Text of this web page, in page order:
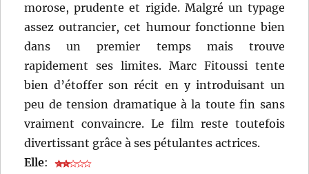
morose, prudente et rigide. Malgré un typage
assez outrancier, cet humour fonctionne bien
dans un premier temps mais trouve
rapidement ses limites. Marc Fitoussi tente
bien d’étoffer son récit en y introduisant un
peu de tension dramatique à la toute fin sans
vraiment convaincre. Le film reste toutefois
divertissant grâce à ses pétulantes actrices.
Elle: